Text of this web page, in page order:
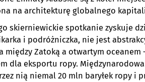
na architekturę globalnego
skierniewickie spotkanie zyskuje
i podróżniczka, nie jest
między Zatoką a otwartym
dla eksportu ropy.
nią niemal 20 mln baryłek ropy